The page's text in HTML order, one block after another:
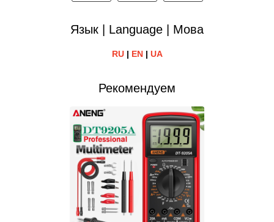
Язык | Language | Мова
RU| EN| UA
Рекомендуем